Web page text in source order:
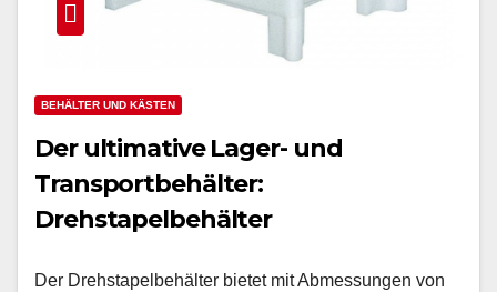
BEHÄLTER UND KÄSTEN
Der ultimative Lager- und
Transportbehälter:
Drehstapelbehälter
Der Drehstapelbehälter bietet mit Abmessungen von